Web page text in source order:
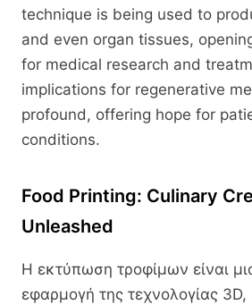
technique is being used to
and even organ tissues,
for medical research and
implications for regenerative
profound, offering hope for
conditions.
Food Printing: Culinary
Unleashed
Η εκτύπωση τροφίμων είναι
εφαρμογή της τεχνολογίας 3D,